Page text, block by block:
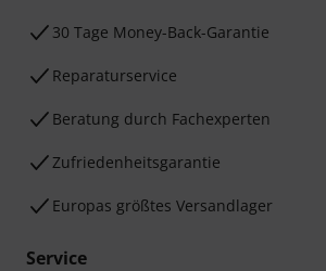
30 Tage Money-Back-Garantie
Reparaturservice
Beratung durch Fachexperten
Zufriedenheitsgarantie
Europas größtes Versandlager
Service